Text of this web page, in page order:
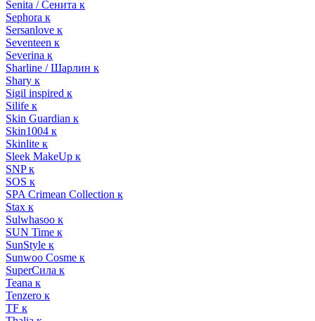
Senita / Сенита к
Sephora к
Sersanlove к
Seventeen к
Severina к
Sharline / Шарлин к
Shary к
Sigil inspired к
Silife к
Skin Guardian к
Skin1004 к
Skinlite к
Sleek MakeUp к
SNP к
SOS к
SPA Crimean Collection к
Stax к
Sulwhasoo к
SUN Time к
SunStyle к
Sunwoo Cosme к
SuperСила к
Teana к
Tenzero к
TF к